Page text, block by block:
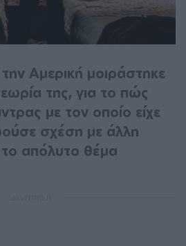
Αμερική μοιράστηκε
της, για το πώς
με τον οποίο είχε
σχέση με άλλη
το απόλυτο θέμα